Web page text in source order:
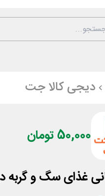
دیجی کالا جت
50,000 تومان